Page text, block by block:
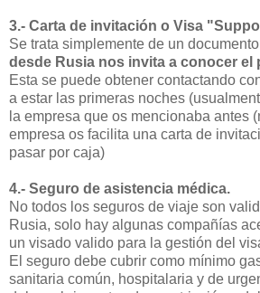
3.- Carta de invitación o Visa
Se trata simplemente de un
desde Rusia nos invita a conocer el
Esta se puede obtener contactando
a estar las primeras noches
la empresa que os mencionaba antes
empresa os facilita una carta de
pasar por caja)
4.- Seguro de asistencia médica.
No todos los seguros de viaje son
Rusia, solo hay algunas compañías
un visado valido para la gestión del
El seguro debe cubrir como mínimo
sanitaria común, hospitalaria y de